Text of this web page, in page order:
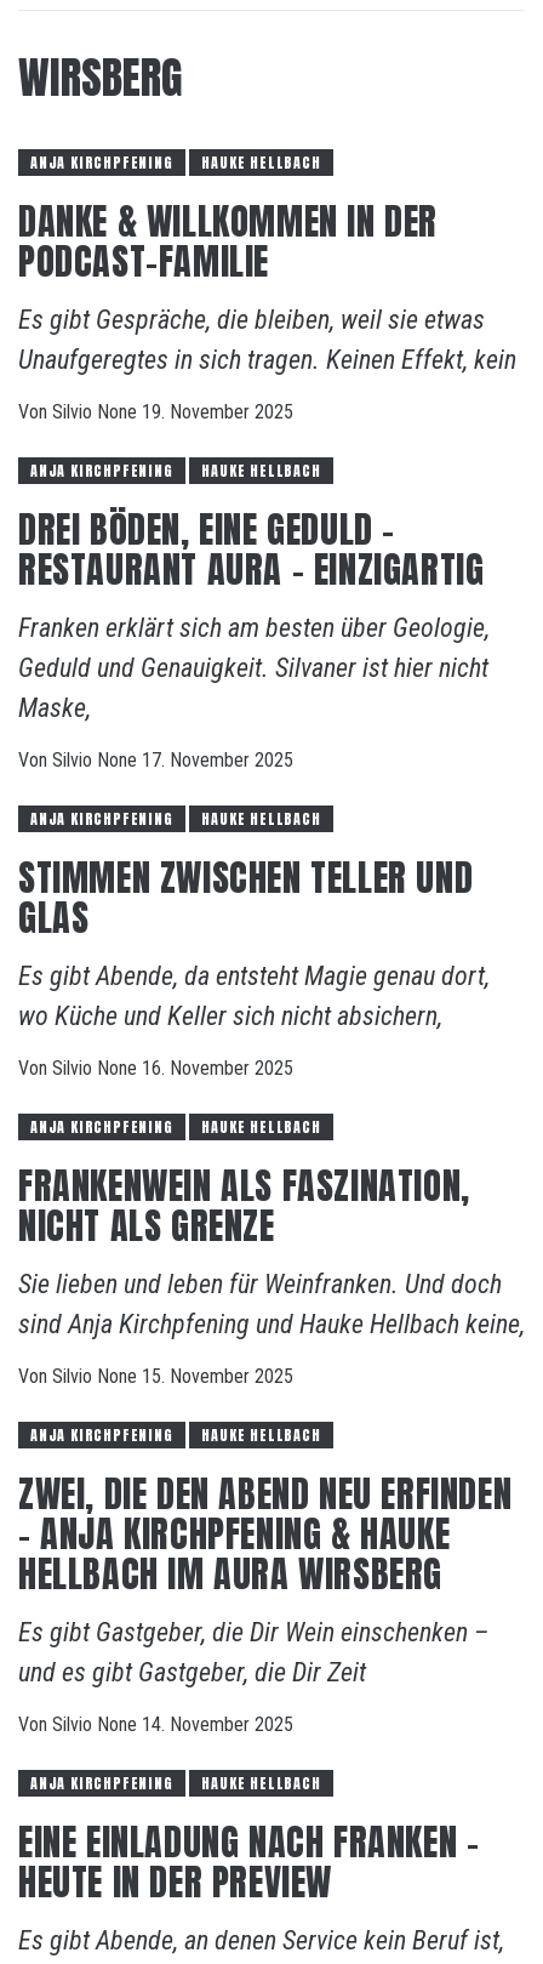
WIRSBERG
ANJA KIRCHPFENING HAUKE HELLBACH
DANKE & WILLKOMMEN IN DER
PODCAST-FAMILIE
Es gibt Gespräche, die bleiben, weil sie etwas
Unaufgeregtes in sich tragen. Keinen Effekt, kein
Von Silvio None 19. November 2025
ANJA KIRCHPFENING HAUKE HELLBACH
DREI BÖDEN, EINE GEDULD –
RESTAURANT AURA – EINZIGARTIG
Franken erklärt sich am besten über Geologie,
Geduld und Genauigkeit. Silvaner ist hier nicht
Maske,
Von Silvio None 17. November 2025
ANJA KIRCHPFENING HAUKE HELLBACH
STIMMEN ZWISCHEN TELLER UND
GLAS
Es gibt Abende, da entsteht Magie genau dort,
wo Küche und Keller sich nicht absichern,
Von Silvio None 16. November 2025
ANJA KIRCHPFENING HAUKE HELLBACH
FRANKENWEIN ALS FASZINATION,
NICHT ALS GRENZE
Sie lieben und leben für Weinfranken. Und doch
sind Anja Kirchpfening und Hauke Hellbach keine,
Von Silvio None 15. November 2025
ANJA KIRCHPFENING HAUKE HELLBACH
ZWEI, DIE DEN ABEND NEU ERFINDEN
– ANJA KIRCHPFENING & HAUKE
HELLBACH IM AURA WIRSBERG
Es gibt Gastgeber, die Dir Wein einschenken –
und es gibt Gastgeber, die Dir Zeit
Von Silvio None 14. November 2025
ANJA KIRCHPFENING HAUKE HELLBACH
EINE EINLADUNG NACH FRANKEN –
HEUTE IN DER PREVIEW
Es gibt Abende, an denen Service kein Beruf ist,